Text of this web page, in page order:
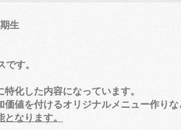
生
す。
化した内容になっています。
値を付けるオリジナルメニュー作りな
なります。